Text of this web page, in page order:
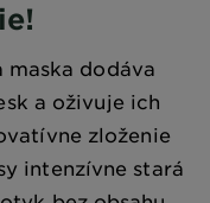
maska dodáva
a oživuje ich
zloženie
intenzívne stará